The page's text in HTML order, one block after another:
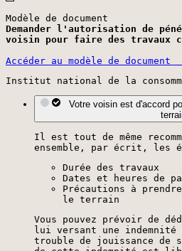
Modèle de document
Demander l'autorisation de
voisin pour faire des travaux
Accéder au modèle de document
Institut national de la
Votre voisin est d'accord
Il est tout de même
ensemble, par écrit, les
Durée des travaux
Dates et heures de
Précautions à prendre
le terrain
Vous pouvez prévoir de
lui versant une indemnité
trouble de jouissance de